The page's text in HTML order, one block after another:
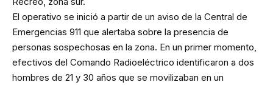
El operativo se inició a partir de un aviso de la Central de
Emergencias 911 que alertaba sobre la presencia de
personas sospechosas en la zona. En un primer momento,
efectivos del Comando Radioeléctrico identificaron a dos
hombres de 21 y 30 años que se movilizaban en un